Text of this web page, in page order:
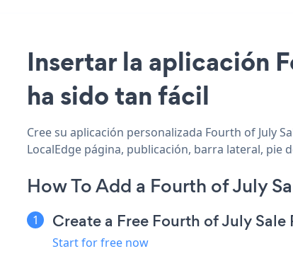
Insertar la aplicación
ha sido tan fácil
Cree su aplicación personalizada Fourth of July
LocalEdge página, publicación, barra lateral, pie
How To Add a Fourth of July
Create a Free Fourth of July
Start for free now